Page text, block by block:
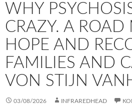
WHY
CRAZY. A ROAD
HOPE AND
FAMILIES AND
VON STIJN
03/08/2026 INFRAREDHEAD